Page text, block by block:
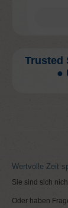
Trusted
●
Wertvolle Zeit
Sie sind sich
Oder haben